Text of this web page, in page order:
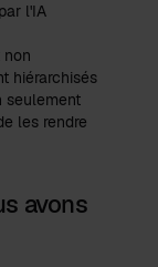
l'IA
hiérarchisés
seulement
les rendre
avons